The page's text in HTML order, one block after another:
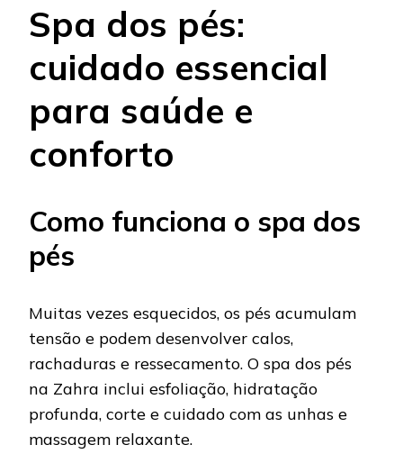
Spa dos pés:
cuidado essencial
para saúde e
conforto
Como funciona o spa dos
pés
Muitas vezes esquecidos, os pés acumulam
tensão e podem desenvolver calos,
rachaduras e ressecamento. O spa dos pés
na Zahra inclui esfoliação, hidratação
profunda, corte e cuidado com as unhas e
massagem relaxante.